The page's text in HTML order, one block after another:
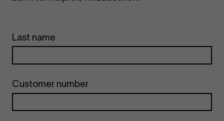
Last name
Customer number